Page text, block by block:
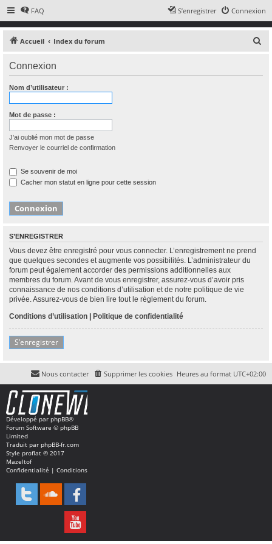
FAQ Connexion
S’enregistrer
Accueil Index du forum
Connexion
Nom d’utilisateur :
Mot de passe :
J’ai oublié mon mot de passe
Renvoyer le courriel de confirmation
Se souvenir de moi
Cacher mon statut en ligne pour cette session
S’ENREGISTRER
Vous devez être enregistré pour vous connecter. L’enregistrement ne prend
que quelques secondes et augmente vos possibilités. L’administrateur du
forum peut également accorder des permissions additionnelles aux
membres du forum. Avant de vous enregistrer, assurez-vous d’avoir pris
connaissance de nos conditions d’utilisation et de notre politique de vie
privée. Assurez-vous de bien lire tout le règlement du forum.
Conditions d’utilisation | Politique de confidentialité
S’enregistrer
Heures au format UTC+02:00
Supprimer les cookies
Nous contacter
Développé par phpBB®
Forum Software © phpBB
Limited
Traduit par phpBB-fr.com
Style proflat © 2017
Mazeltof
Confidentialité | Conditions